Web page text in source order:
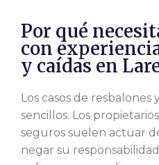
Por qué
con
y caídas en
Los casos de resbalones
sencillos. Los
seguros suelen actuar
negar su